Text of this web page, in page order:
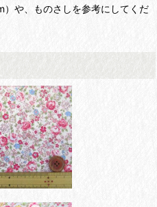
や、ものさしを参考にしてくだ